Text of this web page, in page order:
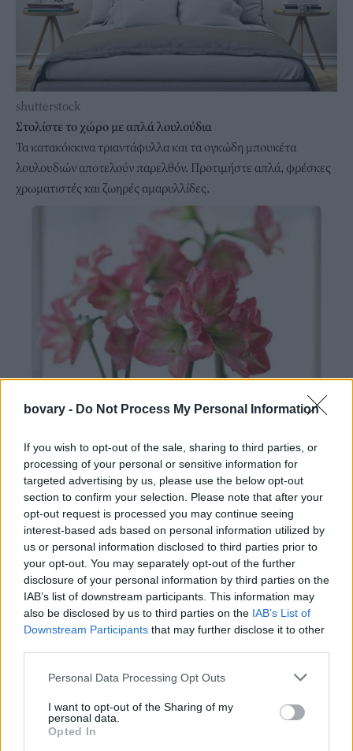
bovary - Do Not Process My Personal Information
If you wish to opt-out of the sale, sharing to third parties, or
processing of your personal or sensitive information for
targeted advertising by us, please use the below opt-out
section to confirm your selection. Please note that after your
opt-out request is processed you may continue seeing
interest-based ads based on personal information utilized by
us or personal information disclosed to third parties prior to
your opt-out. You may separately opt-out of the further
disclosure of your personal information by third parties on the
IAB’s list of downstream participants. This information may
also be disclosed by us to third parties on the IAB’s List of
Downstream Participants that may further disclose it to other
Personal Data Processing Opt Outs
I want to opt-out of the Sharing of my
personal data.
Opted In
shutterstock
Στολίστε το χώρο με απλά λουλούδια
Τα κατακόκκινα τριαντάφυλλα και τα ογκώδη μπουκέτα
λουλουδιών αποτελούν παρελθόν. Προτιμήστε απλά, φρέσκες
χρωματιστές και ζωηρές αμαρυλλίδες.
pinterest
Γεμίστε την μπανιέρα με καυτό νερό
Αγοράστε προϊόντα περιποίησης και ευεξίας, όπως ακριβώς
αυτά που χρησιμοποιούν στα σπα και ετοιμάστε το χώρο του
καυτό νερό να γεμίσει την μπανιέρα, αρωματίστε το με έλαια
και άλατα, ανάψτε κεριά και οδηγήστε εκεί τον σύντροφο σας